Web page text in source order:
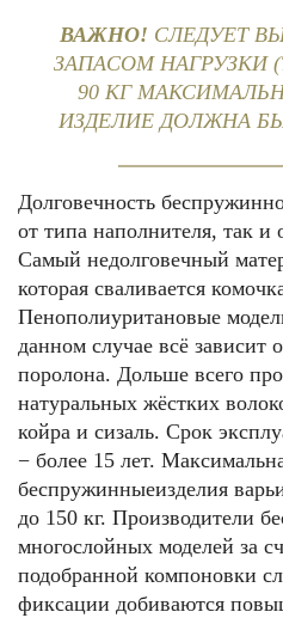
ВАЖНО! СЛЕДУЕТ
ЗАПАСОМ НАГРУЗКИ
90 КГ
ИЗДЕЛИЕ ДОЛЖНА
Долговечность
от типа наполнителя, так
Самый недолговечный
которая сваливается
Пенополиуритановые
данном случае всё зависит
поролона. Дольше всего
натуральных жёстких
койра и сизаль. Срок
− более 15 лет.
беспружинныеизделия
до 150 кг. Производители
многослойных моделей за
подобранной компоновки
фиксации добиваются